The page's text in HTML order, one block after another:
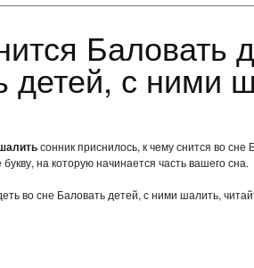
детей, с ними
сонник приснилось, к чему снится во
на которую начинается часть вашего сна.
во сне Баловать детей, с ними шалить,